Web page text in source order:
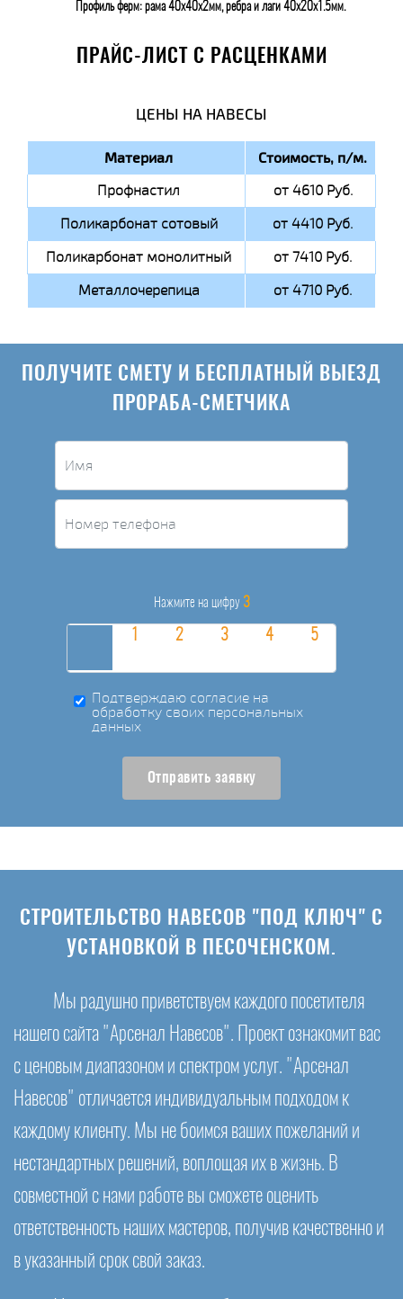
Профиль ферм: рама 40х40х2мм, ребра и лаги 40х20х1.5мм.
ПРАЙС-ЛИСТ С РАСЦЕНКАМИ
ЦЕНЫ НА НАВЕСЫ
Материал Стоимость, п/м.
Профнастил
от 4610 Руб.
Поликарбонат сотовый
от 4410 Руб.
Поликарбонат монолитный
от 7410 Руб.
Металлочерепица
от 4710 Руб.
ПОЛУЧИТЕ СМЕТУ И БЕСПЛАТНЫЙ ВЫЕЗД
ПРОРАБА-СМЕТЧИКА
Нажмите на цифру 3
Подтверждаю согласие на
обработку своих персональных
данных
Отправить заявку
СТРОИТЕЛЬСТВО НАВЕСОВ "ПОД КЛЮЧ" С
УСТАНОВКОЙ В ПЕСОЧЕНСКОМ.
Мы радушно приветствуем каждого посетителя
нашего сайта "Арсенал Навесов". Проект ознакомит вас
с ценовым диапазоном и спектром услуг. "Арсенал
Навесов" отличается индивидуальным подходом к
каждому клиенту. Мы не боимся ваших пожеланий и
нестандартных решений, воплощая их в жизнь. В
совместной с нами работе вы сможете оценить
ответственность наших мастеров, получив качественно и
в указанный срок свой заказ.